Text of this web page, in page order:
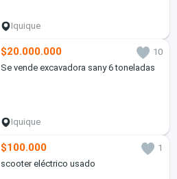
Iquique
$20.000.000
10
Se vende excavadora sany 6 toneladas
Iquique
$100.000
1
scooter eléctrico usado